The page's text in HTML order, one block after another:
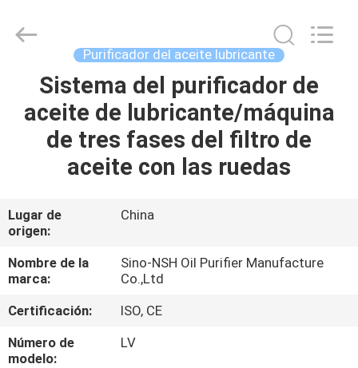
HOGAR
PRODUCTOS
NOSOTROS
VIAJE
DE
LA
FÁBRICA
Purifier
Manufacture
Purificador del aceite lubricante
Sistema del purificador de
aceite de lubricante/máquina
de tres fases del filtro de
aceite con las ruedas
Lugar de
origen:
China
Nombre de la
marca:
Sino-NSH Oil Purifier Manufacture
Co.,Ltd
Certificación:
ISO, CE
Número de
modelo:
LV